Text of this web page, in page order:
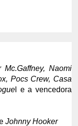
Mc.Gaffney, Naomi
Pocs Crew, Casa
l e a vencedora
Johnny Hooker